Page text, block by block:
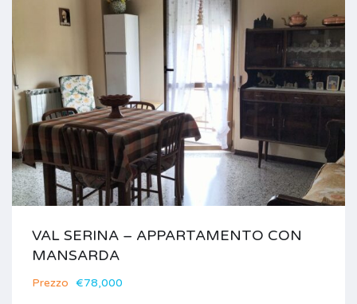
VAL SERINA – APPARTAMENTO CON
MANSARDA
Prezzo €78,000